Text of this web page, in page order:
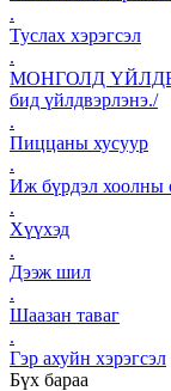
.
Туслах хэрэгсэл
.
МОНГОЛД
бид үйлдвэрлэнэ./
.
Пиццаны хусуур
.
Иж бүрдэл хоолны
.
Хүүхэд
.
Дээж шил
.
Шаазан таваг
.
Гэр ахуйн хэрэгсэл
Бүх бараа